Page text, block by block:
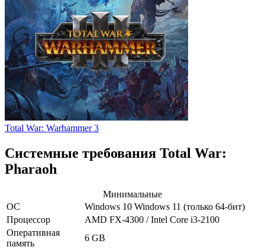
Total War: Warhammer 3
Системные требования Total War:
Pharaoh
Минимальные
ОС
Windows 10 Windows 11 (только 64-бит)
Процессор
AMD FX-4300 / Intel Core i3-2100
Оперативная
память
6 GB